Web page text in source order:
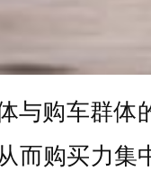
与购车群体
而购买力集